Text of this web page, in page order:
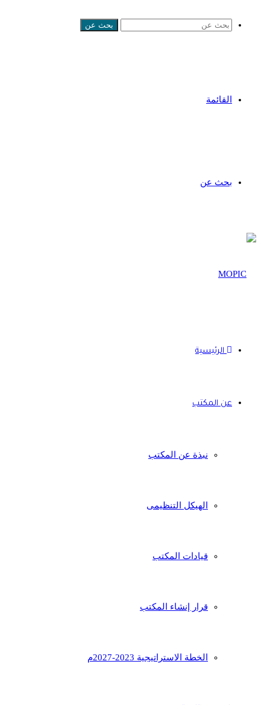
بحث عن
القائمة
بحث عن
الرئيسية
عن المكتب
نبذة عن المكتب
الهيكل التنظيمى
قيادات المكتب
قرار إنشاء المكتب
الخطة الاستراتيجية 2023-2027م